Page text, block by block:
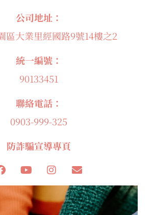
公司地址：
區大業里經國路9號14樓之2
統一編號：
90133451
聯絡電話：
0903-999-325
防詐騙宣導專頁